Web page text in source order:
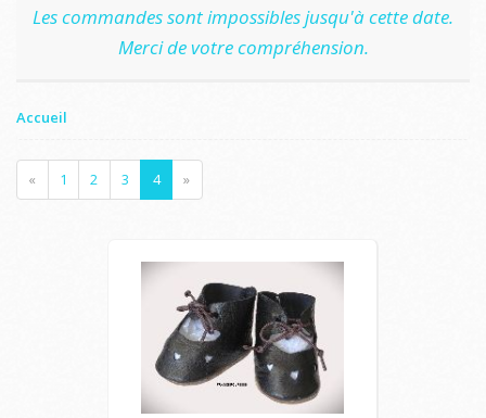
Les commandes sont impossibles jusqu'à cette date.
Merci de votre compréhension.
Accueil
« 1 2 3 4 »